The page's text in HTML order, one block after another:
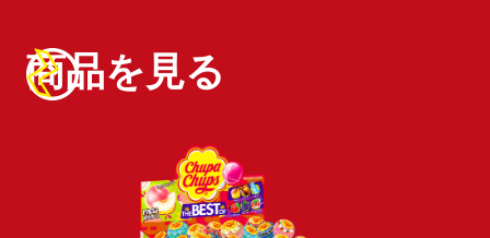
商品を見る